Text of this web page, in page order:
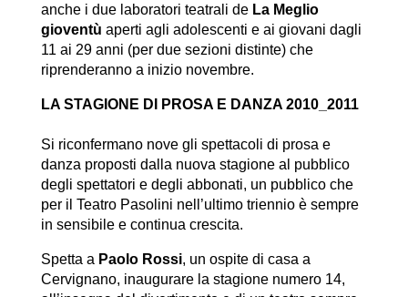
anche i due laboratori teatrali de La Meglio
gioventù aperti agli adolescenti e ai giovani dagli
11 ai 29 anni (per due sezioni distinte) che
riprenderanno a inizio novembre.
LA STAGIONE DI PROSA E DANZA 2010_2011
Si riconfermano nove gli spettacoli di prosa e
danza proposti dalla nuova stagione al pubblico
degli spettatori e degli abbonati, un pubblico che
per il Teatro Pasolini nell’ultimo triennio è sempre
in sensibile e continua crescita.
Spetta a Paolo Rossi, un ospite di casa a
Cervignano, inaugurare la stagione numero 14,